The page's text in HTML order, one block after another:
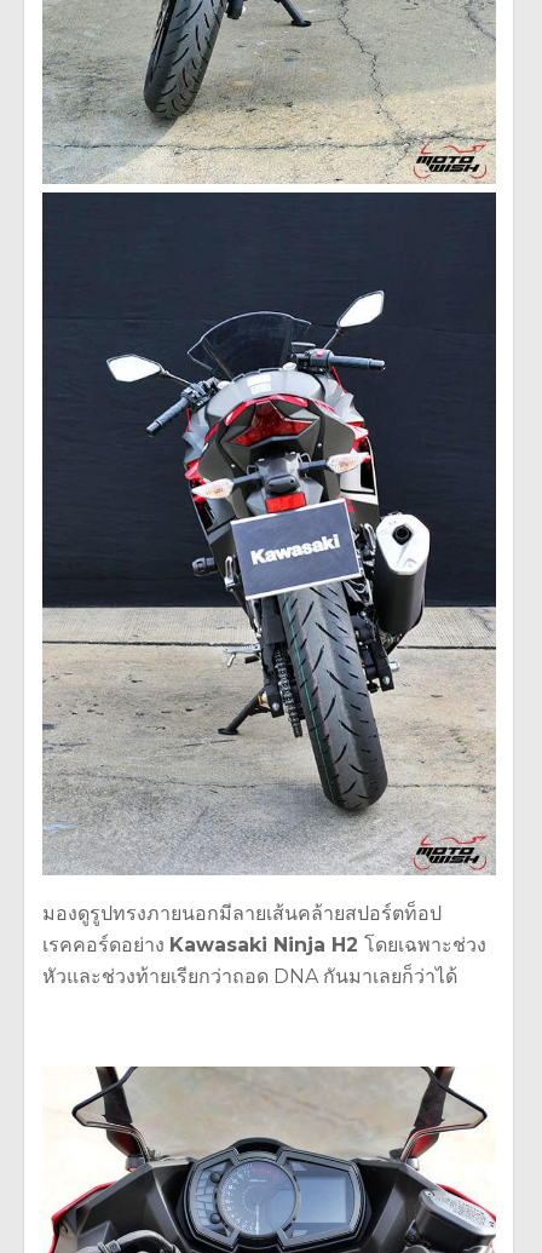
มองดูรูปทรงภายนอกมีลายเส้นคล้ายสปอร์ตท็อป
เรคคอร์ดอย่าง Kawasaki Ninja H2 โดยเฉพาะช่วง
หัวและช่วงท้ายเรียกว่าถอด DNA กันมาเลยก็ว่าได้